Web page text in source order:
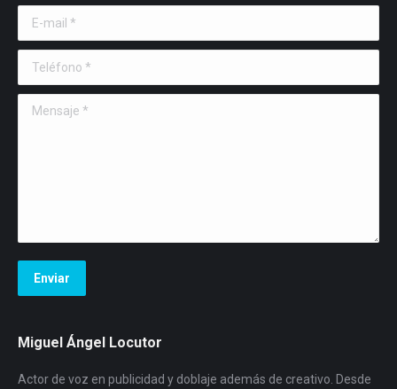
E-mail *
Teléfono *
Mensaje *
Enviar
Miguel Ángel Locutor
Actor de voz en publicidad y doblaje además de creativo. Desde